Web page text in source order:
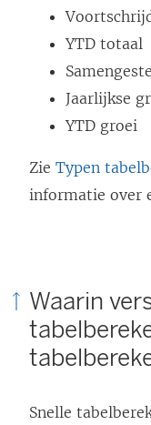
YTD totaal
Jaarlijkse
YTD groei
Zie Typen
informatie over
Waarin
Snelle